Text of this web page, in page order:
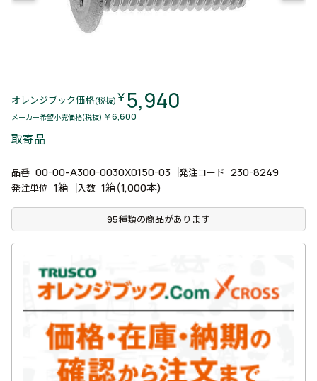
オレンジブック価格(税抜) ￥5,940
メーカー希望小売価格(税抜) ￥6,600
取寄品
品番 00-00-A300-0030X0150-03 発注コード 230-8249
発注単位 1箱 入数 1箱(1,000本)
95種類の商品があります